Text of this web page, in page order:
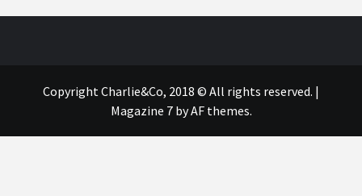
Copyright Charlie&Co, 2018 © All rights reserved. |
Magazine 7by AF themes.